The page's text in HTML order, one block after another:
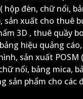
đèn, chữ nổi,
sản xuất cho thuê
3D , thuê quầy
hiệu quảng
sản xuất POSM
nổi, bảng mica,
sản phẩm cho các